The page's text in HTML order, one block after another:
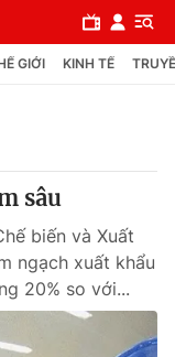
GIỚI KINH TẾ
sâu
biến và Xuất
ngạch xuất khẩu
20% so với...